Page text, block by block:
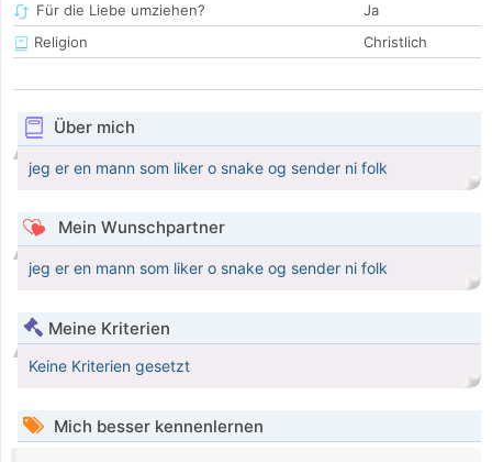
Für die Liebe umziehen?
Ja
Religion
Christlich
Über mich
jeg er en mann som liker o snake og sender ni folk
Mein Wunschpartner
jeg er en mann som liker o snake og sender ni folk
Meine Kriterien
Keine Kriterien gesetzt
Mich besser kennenlernen